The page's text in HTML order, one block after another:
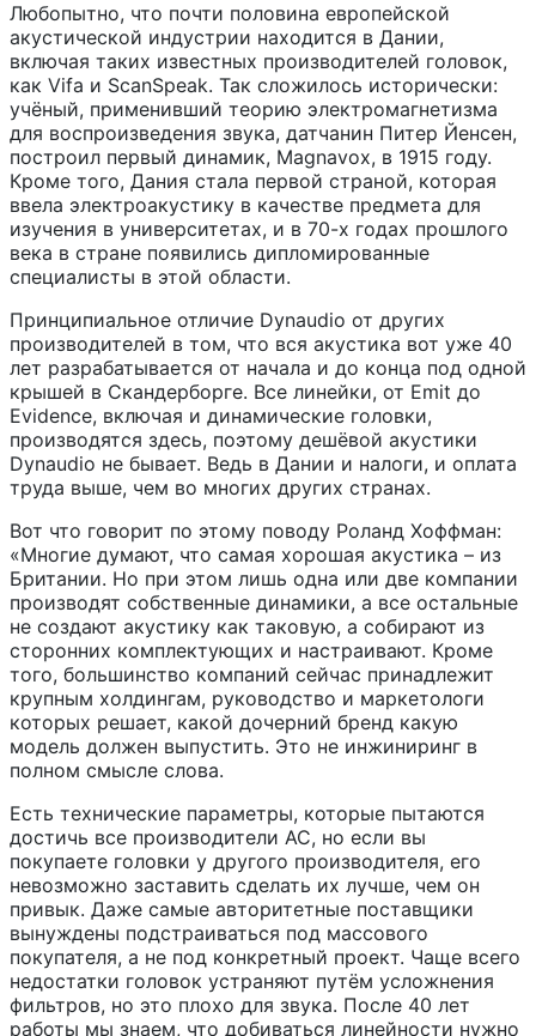
Любопытно, что почти половина европейской
акустической индустрии находится в Дании,
включая таких известных производителей головок,
как Vifa и ScanSpeak. Так сложилось исторически:
учёный, применивший теорию электромагнетизма
для воспроизведения звука, датчанин Питер Йенсен,
построил первый динамик, Magnavox, в 1915 году.
Кроме того, Дания стала первой страной, которая
ввела электроакустику в качестве предмета для
изучения в университетах, и в 70-х годах прошлого
века в стране появились дипломированные
специалисты в этой области.
Принципиальное отличие Dynaudio от других
производителей в том, что вся акустика вот уже 40
лет разрабатывается от начала и до конца под одной
крышей в Скандерборге. Все линейки, от Emit до
Evidence, включая и динамические головки,
производятся здесь, поэтому дешёвой акустики
Dynaudio не бывает. Ведь в Дании и налоги, и оплата
труда выше, чем во многих других странах.
Вот что говорит по этому поводу Роланд Хоффман:
«Многие думают, что самая хорошая акустика – из
Британии. Но при этом лишь одна или две компании
производят собственные динамики, а все остальные
не создают акустику как таковую, а собирают из
сторонних комплектующих и настраивают. Кроме
того, большинство компаний сейчас принадлежит
крупным холдингам, руководство и маркетологи
которых решает, какой дочерний бренд какую
модель должен выпустить. Это не инжиниринг в
полном смысле слова.
Есть технические параметры, которые пытаются
достичь все производители АС, но если вы
покупаете головки у другого производителя, его
невозможно заставить сделать их лучше, чем он
привык. Даже самые авторитетные поставщики
вынуждены подстраиваться под массового
покупателя, а не под конкретный проект. Чаще всего
недостатки головок устраняют путём усложнения
фильтров, но это плохо для звука. После 40 лет
работы мы знаем, что добиваться линейности нужно